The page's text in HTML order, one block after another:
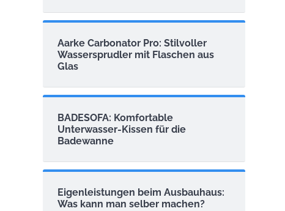
Aarke Carbonator Pro: Stilvoller
Wassersprudler mit Flaschen aus
Glas
BADESOFA: Komfortable
Unterwasser-Kissen für die
Badewanne
Eigenleistungen beim Ausbauhaus:
Was kann man selber machen?